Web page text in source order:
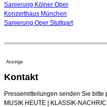
Sanierung Kölner Oper
Konzerthaus München
Sanierung Oper Stuttgart
Anzeige
Kontakt
Pressemitteilungen senden Sie bitte
MUSIK HEUTE | KLASSIK-